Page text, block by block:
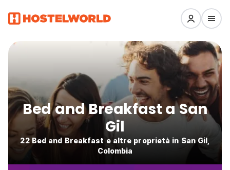
Bed and Breakfast a San
Gil
22 Bed and Breakfast e altre proprietà in San Gil,
Colombia